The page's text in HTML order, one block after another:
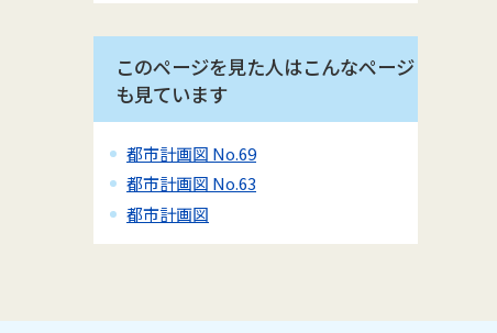
このページを見た人はこんなページ
も見ています
都市計画図 No.69
都市計画図 No.63
都市計画図